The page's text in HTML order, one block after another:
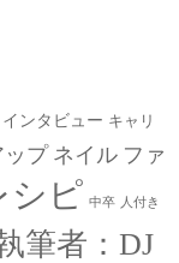
インタビュー キャリ
ップ ネイル ファ
シピ 中卒 人付き
筆者：DJ